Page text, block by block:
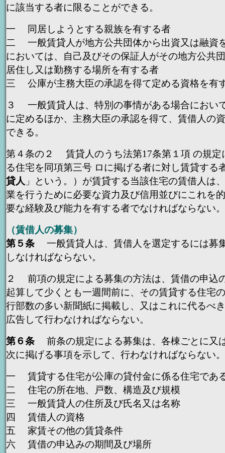
に該当する者に限ることができる。
一 同居しようとする親族を有する者
二 一般賃貸人が地方公共団体から出資又は融資
においては、自己及びその保証人がその地方公共
居住し又は勤務する場所を有する者
三 公庫が主務大臣の承認を得て定める資格を有
３ 一般賃貸人は、特別の事情がある場合におい
に定めるほか、主務大臣の承認を得て、賃借人の
できる。
第４条の２ 賃貸人のうち法第17条第１項 の規定
る住宅を同項第三号 ロに掲げる者に対し賃貸する
貸人 」という。）が賃貸する当該住宅の賃借人は
業を行うために必要な資力及び信用並びにこれを
要な経験及び能力を有する者でなければならない。
（賃借人の募集）
第５条 一般賃貸人は、賃借人を選定するには募
しなければならない。
２ 前項の規定による募集の方法は、賃借の申込
起算して少くとも一週間前に、その賃貸する住宅
行部数の多い新聞紙に掲載し、又はこれに代るべ
広告して行わなければならない。
第６条 前条の規定による募集は、各棟ごとに又
次に掲げる事項を示して、行わなければならない。
一 賃貸する住宅が公庫の貸付金に係る住宅であ
二 住宅の所在地、戸数、構造及び規模
三 一般賃貸人の住所及び氏名又は名称
四 賃借人の資格
五 家賃その他の賃貸条件
六 賃借の申込みの期間及び場所